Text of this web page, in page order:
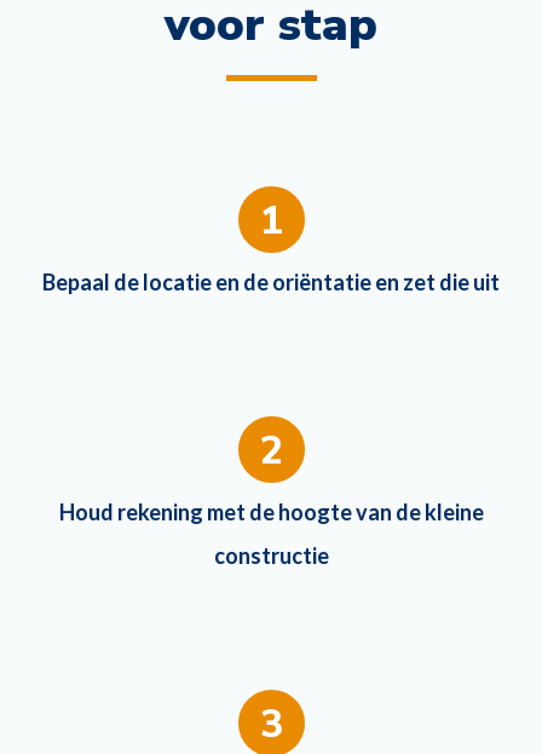
voor stap
1
Bepaal de locatie en de oriëntatie en zet die uit
2
Houd rekening met de hoogte van de kleine
constructie
3